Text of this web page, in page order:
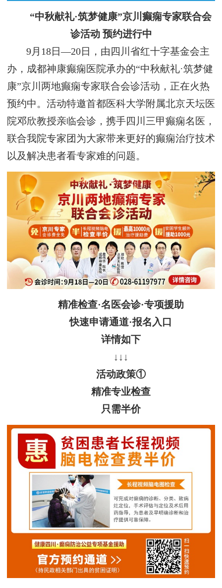
“中秋献礼·筑梦健康”京川癫痫专家联合会
诊活动 预约进行中
9月18日—20日，由四川省红十字基金会主
办，成都神康癫痫医院承办的“中秋献礼·筑梦健
康”京川两地癫痫专家联合会诊活动，正在火热
预约中。活动特邀首都医科大学附属北京天坛医
院邓欣教授亲临会诊，携手四川三甲癫痫名医，
联合我院专家团为大家带来更好的癫痫治疗技术
以及解决患者看专家难的问题。
精准检查·名医会诊·专项援助
快速申请通道·报名入口
详情如下
↓↓↓
活动政策①
精准专业检查
只需半价